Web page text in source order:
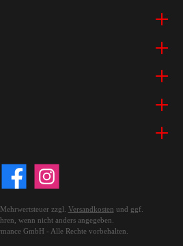
zzgl. Versandkosten und ggf.
wenn nicht anders angegeben.
GmbH - Alle Rechte vorbehalten.